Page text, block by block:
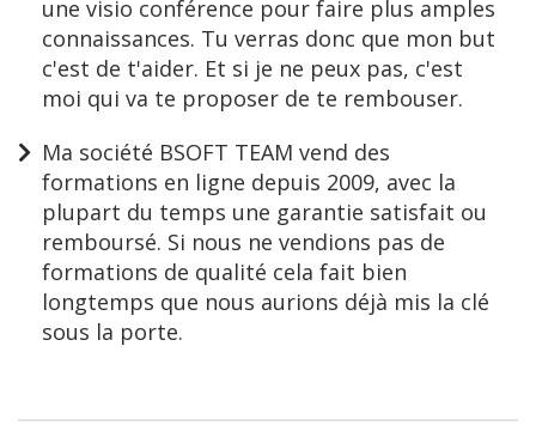
une visio conférence pour faire plus amples
connaissances. Tu verras donc que mon but
c'est de t'aider. Et si je ne peux pas, c'est
moi qui va te proposer de te rembouser.
Ma société BSOFT TEAM vend des
formations en ligne depuis 2009, avec la
plupart du temps une garantie satisfait ou
remboursé. Si nous ne vendions pas de
formations de qualité cela fait bien
longtemps que nous aurions déjà mis la clé
sous la porte.